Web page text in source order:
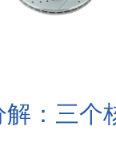
解：三个